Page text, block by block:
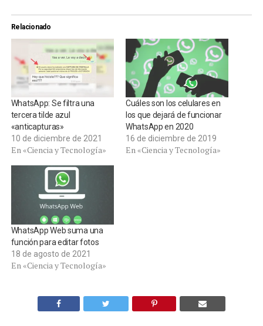
Relacionado
WhatsApp: Se filtra una
tercera tilde azul
«anticapturas»
10 de diciembre de 2021
En «Ciencia y Tecnología»
Cuáles son los celulares en
los que dejará de funcionar
WhatsApp en 2020
16 de diciembre de 2019
En «Ciencia y Tecnología»
WhatsApp Web suma una
función para editar fotos
18 de agosto de 2021
En «Ciencia y Tecnología»